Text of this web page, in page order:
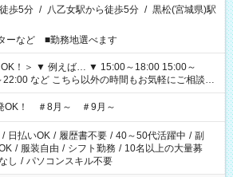
歩5分 / 八乙女駅から徒歩5分 / 黒松(宮城県)駅
ーなど ■勤務地選べます
～18:00 15:00～
の時間もお気軽にご相談く
OK！ ＃8月～ ＃9月～
/ 日払いOK / 履歴書不要 / 40～50代活躍中 / 副
/ 服装自由 / シフト勤務 / 10名以上の大量募
し / パソコンスキル不要